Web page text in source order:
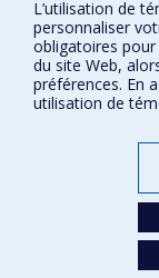
L’utilisation de
personnaliser
obligatoires
du site Web,
préférences. En
utilisation de